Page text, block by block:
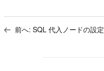
前へ: SQL 代入ノードの設定